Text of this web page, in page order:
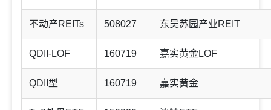
不动产REITs 508027 东吴苏园产业REIT
QDII-LOF 160719 嘉实黄金LOF
QDII型 160719 嘉实黄金